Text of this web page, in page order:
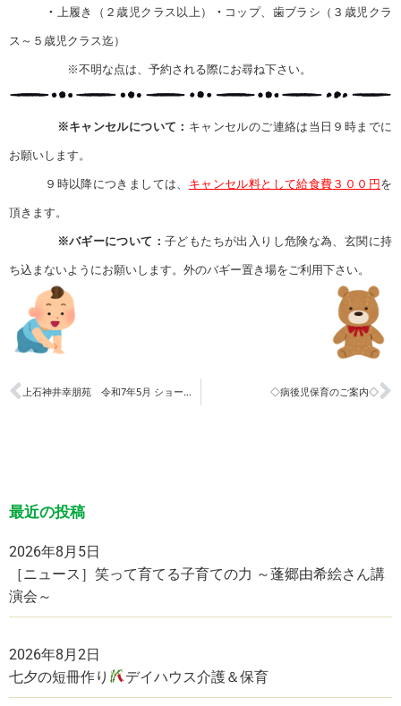
・ 上履き（２歳児クラス以上） ・ コップ、歯ブラシ（３歳児クラ
ス～５歳児クラス迄）
※不明な点は、予約される際にお尋ね下さい。
※キャンセルについて： キャンセルのご連絡は当日９時までに
お願いします。
９時以降につきましては、 キャンセル料として給食費 ３００円 を
頂きます。
※バギーについて：子どもたちが出入りし危険な為、玄関に持
ち込まないようにお願いします。外のバギー置き場をご利用下さい。
上石神井幸朋苑 令和7年5月 ショートステイ空き状況・利用申し込み ◇病後児保育のご案内◇
最近の投稿
2026年8月5日
［ニュース］笑って育てる子育ての力 ～蓬郷由希絵さん講
演会～
2026年8月2日
七夕の短冊作り デイハウス介護＆保育